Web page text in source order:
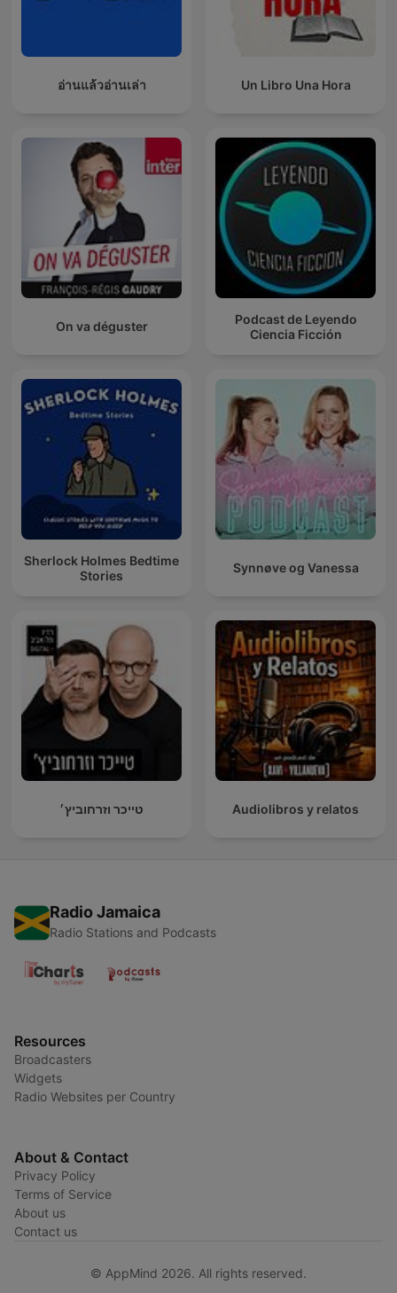
อ่านแล้วอ่านเล่า Un Libro Una Hora
On va déguster
Podcast de Leyendo
Ciencia Ficción
Sherlock Holmes Bedtime
Stories
Synnøve og Vanessa
טייכר וזרחוביץ׳ Audiolibros y relatos
Radio Jamaica
Radio Stations and Podcasts
Resources
Broadcasters
Widgets
Radio Websites per Country
About & Contact
Privacy Policy
Terms of Service
About us
Contact us
© AppMind 2026. All rights reserved.